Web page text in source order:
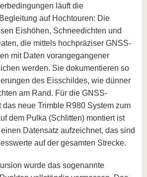
läuft die
auf Hochtouren: Die
Eishöhen, Schneedichten und
die mittels hochpräziser GNSS-
mit Daten vorangegangener
werden. Sie dokumentieren so
des Eisschildes, wie dünner
am Rand. Für die GNSS-
das neue Trimble R980 System zum
dem Pulka (Schlitten) montiert ist
Datensatz aufzeichnet, das sind
auf der gesamten Strecke.
wurde das sogenannte